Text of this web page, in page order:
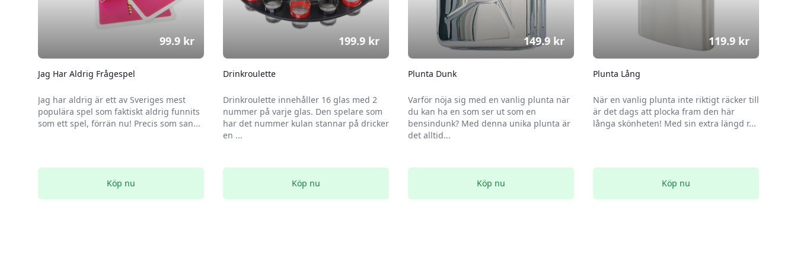
Jag Har Aldrig Frågespel
Jag har aldrig är ett av Sveriges mest
populära spel som faktiskt aldrig funnits
som ett spel, förrän nu! Precis som san...
99.9 kr
Köp nu
Drinkroulette
Drinkroulette innehåller 16 glas med 2
nummer på varje glas. Den spelare som
har det nummer kulan stannar på dricker
en ...
199.9 kr
Köp nu
Plunta Dunk
Varför nöja sig med en vanlig plunta när
du kan ha en som ser ut som en
bensindunk? Med denna unika plunta är
det alltid...
149.9 kr
Köp nu
Plunta Lång
När en vanlig plunta inte riktigt räcker till
är det dags att plocka fram den här
långa skönheten! Med sin extra längd r...
119.9 kr
Köp nu